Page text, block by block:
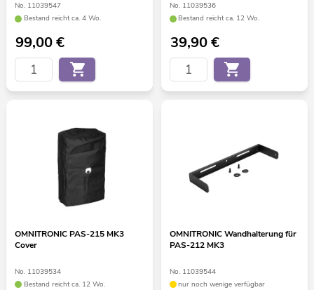
No. 11039547
Bestand reicht ca. 4 Wo.
99,00€
No. 11039536
Bestand reicht ca. 12 Wo.
39,90€
OMNITRONIC PAS-215 MK3
Cover
No. 11039534
Bestand reicht ca. 12 Wo.
OMNITRONIC Wandhalterung für
PAS-212 MK3
No. 11039544
nur noch wenige verfügbar